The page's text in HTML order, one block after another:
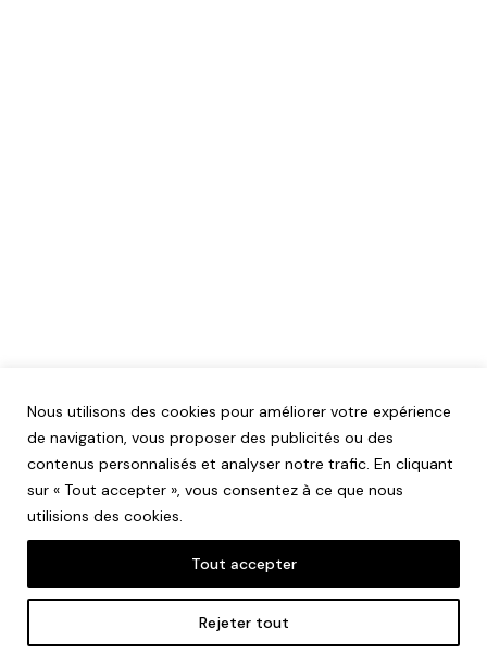
Nous utilisons des cookies pour améliorer votre expérience
de navigation, vous proposer des publicités ou des
contenus personnalisés et analyser notre trafic. En cliquant
sur « Tout accepter », vous consentez à ce que nous
utilisions des cookies.
Rejeter tout
Tout accepter